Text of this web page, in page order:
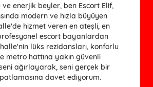
enerjik beyler, ben Escort Elif,
modern ve hızla büyüyen
'de hizmet veren en ateşli, en
escort bayanlardan
lüks rezidansları, konforlu
metro hattına yakın güvenli
ağırlayarak, seni gerçek bir
davet ediyorum.